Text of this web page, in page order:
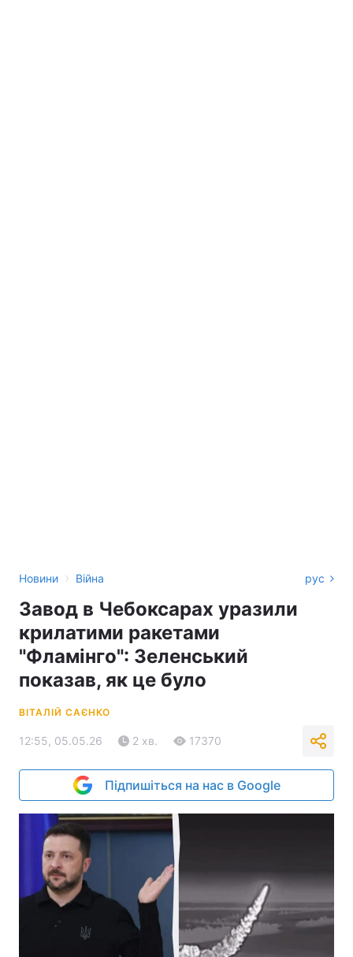
Новини › Війна рус
Завод в Чебоксарах уразили
крилатими ракетами
"Фламінго": Зеленський
показав, як це було
ВІТАЛІЙ САЄНКО
12:55, 05.05.26 2 хв. 17370
Підпишіться на нас в Google